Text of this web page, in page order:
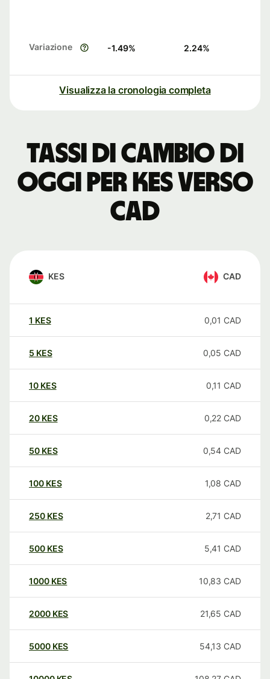
Variazione -1.49% 2.24%
Visualizza la cronologia completa
Tassi di cambio di
oggi per KES verso
CAD
KES CAD
1 KES 0,01 CAD
5 KES 0,05 CAD
10 KES 0,11 CAD
20 KES 0,22 CAD
50 KES 0,54 CAD
100 KES 1,08 CAD
250 KES 2,71 CAD
500 KES 5,41 CAD
1000 KES 10,83 CAD
2000 KES 21,65 CAD
5000 KES 54,13 CAD